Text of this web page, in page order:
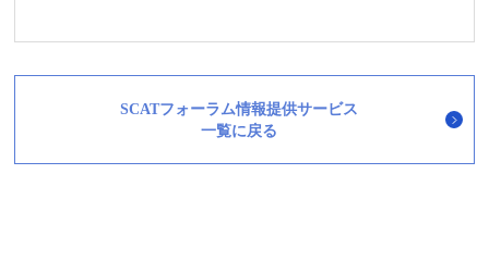
SCATフォーラム情報提供サービス
一覧に戻る